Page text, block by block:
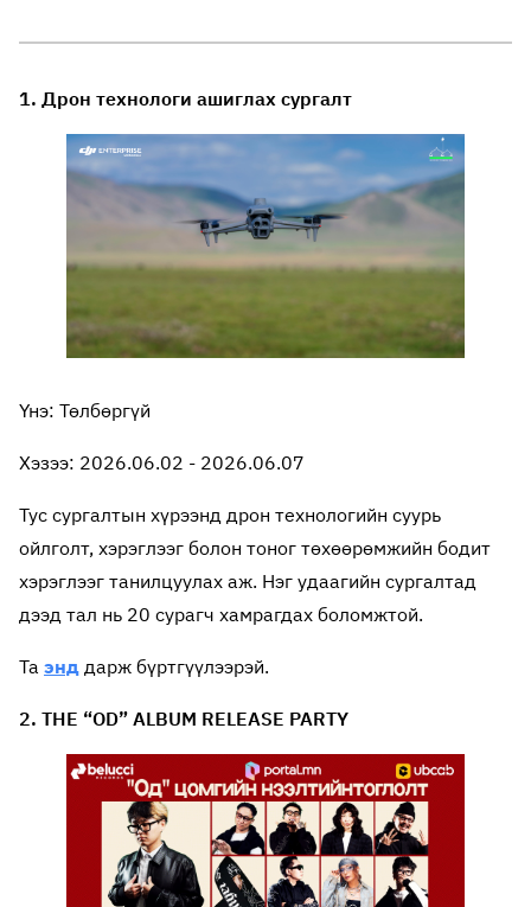
1. Дрон технологи ашиглах сургалт
Үнэ: Төлбөргүй
Хэзээ: 2026.06.02 - 2026.06.07
Тус сургалтын хүрээнд дрон технологийн суурь
ойлголт, хэрэглээг болон тоног төхөөрөмжийн бодит
хэрэглээг танилцуулах аж. Нэг удаагийн сургалтад
дээд тал нь 20 сурагч хамрагдах боломжтой.
Та энд дарж бүртгүүлээрэй.
2. THE “OD” ALBUM RELEASE PARTY